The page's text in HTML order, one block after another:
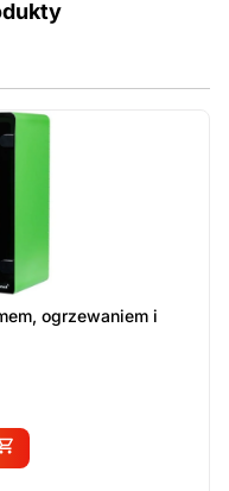
ogrzewaniem i
na